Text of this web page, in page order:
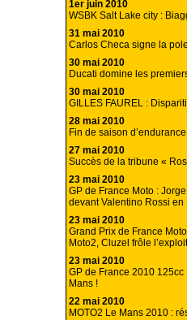
1er juin 2010
WSBK Salt Lake city :
31 mai 2010
Carlos Checa signe la
30 mai 2010
Ducati domine les
30 mai 2010
GILLES FAUREL :
28 mai 2010
Fin de saison
27 mai 2010
Succès de la tribune «
23 mai 2010
GP de France Moto :
devant Valentino Rossi en
23 mai 2010
Grand Prix de France
Moto2, Cluzel frôle l’exploit
23 mai 2010
GP de France 2010
Mans !
22 mai 2010
MOTO2 Le Mans 2010 :